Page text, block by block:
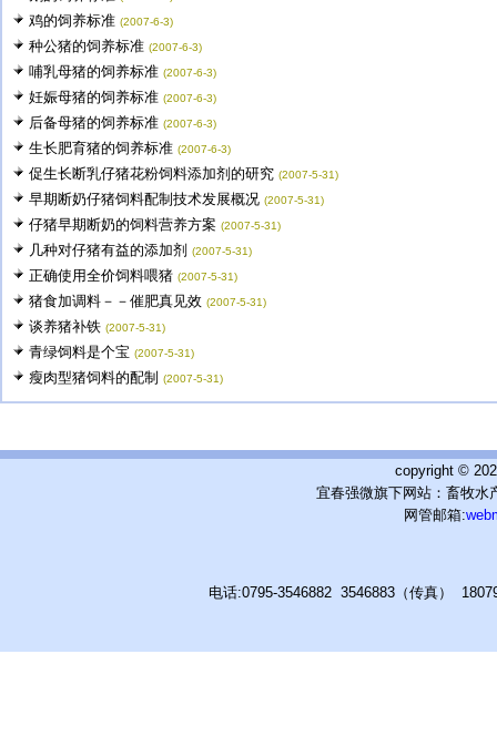
鸡的饲养标准 (2007-6-3)
种公猪的饲养标准 (2007-6-3)
哺乳母猪的饲养标准 (2007-6-3)
妊娠母猪的饲养标准 (2007-6-3)
后备母猪的饲养标准 (2007-6-3)
生长肥育猪的饲养标准 (2007-6-3)
促生长断乳仔猪花粉饲料添加剂的研究 (2007-5-31)
早期断奶仔猪饲料配制技术发展概况 (2007-5-31)
仔猪早期断奶的饲料营养方案 (2007-5-31)
几种对仔猪有益的添加剂 (2007-5-31)
正确使用全价饲料喂猪 (2007-5-31)
猪食加调料－－催肥真见效 (2007-5-31)
谈养猪补铁 (2007-5-31)
青绿饲料是个宝 (2007-5-31)
瘦肉型猪饲料的配制 (2007-5-31)
copyright ©
宜春强微旗下网站：畜牧水
网管邮箱:
电话:0795-3546882 3546883（传真）